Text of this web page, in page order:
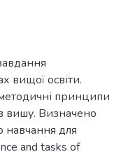
вищої освіти.
принципи
вишу. Визначено
навчання для
and tasks of